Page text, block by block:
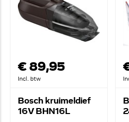
€ 89,95
Incl. btw
Bosch kruimeldief
16V BHN16L